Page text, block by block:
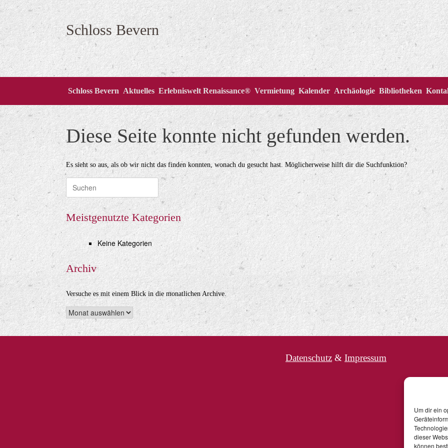
Um dir ein
dieser
können
Zum
Inhalt
springen
Schloss Bevern
Schloss Bevern Aktuelles Erlebniswelt Renaissance® Vermietung Kalender Archäologie Bibliotheken
Diese Seite konnte nicht gefunden werden.
Es sieht so aus, als ob wir nicht das finden konnten, wonach du gesucht hast. Möglicherweise hilft dir die Suchfunktion?
Suche
nach:
Meistgenutzte Kategorien
Keine Kategorien
Archiv
Versuche es mit einem Blick in die monatlichen Archive.
Archiv
Datenschutz & Impressum